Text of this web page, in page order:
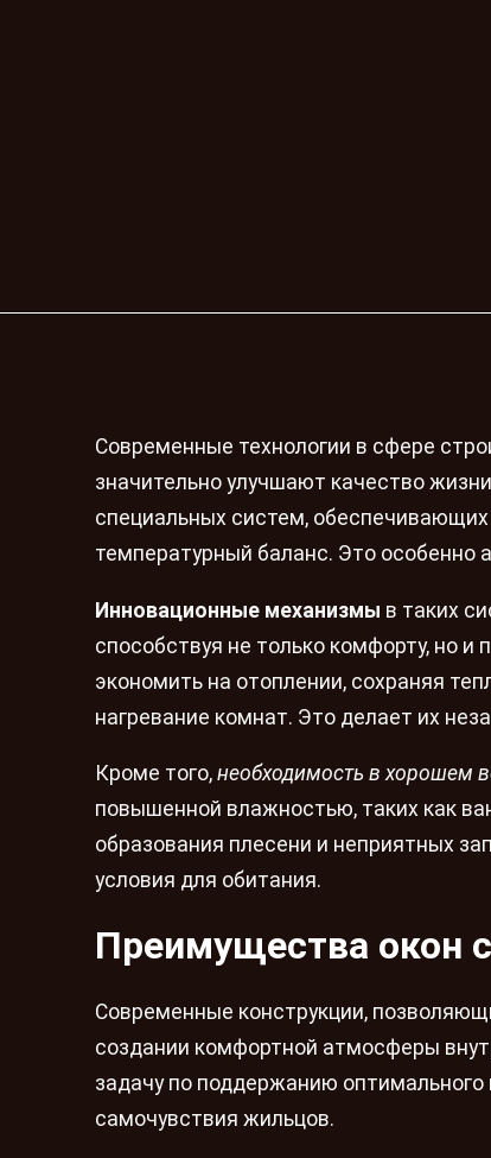
Современные технологии в сфере
значительно улучшают качество
специальных систем,
температурный баланс. Это особенно
Инновационные механизмы в таких
способствуя не только комфорту, но
экономить на отоплении, сохраняя
нагревание комнат. Это делает их
Кроме того, необходимость в хорошем
повышенной влажностью, таких как
образования плесени и неприятных
условия для обитания.
Преимущества окон
Современные конструкции,
создании комфортной атмосферы
задачу по поддержанию
самочувствия жильцов.